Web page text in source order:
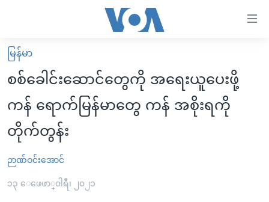
လွယ်ကူ
စေ
သည့်
Link
များ
ပင်မ
အကြောင်းအရာ
မူလစာမျက်နှာ
မြန်မာ
ကမ္ဘာ့သတင်းများ
နိုင်ငံတကာ
အစ္စရေး-ပါလက်စတိုင်း
ဗွီဒီယို
အင်္ဂလိပ်စာလေ့လာမယ်
မြန်မာ
စစ်ခေါင်းဆောင်တွေကို အရေးယူပေးဖို့
ကန် ရောက်မြန်မာတွေ ကန် အစိုးရကို
တိုက်တွန်း
ဉာဏ်ဝင်းအောင်
၁၃ ေဖေဖာ္၀ါရီ၊ ၂၀၂၁